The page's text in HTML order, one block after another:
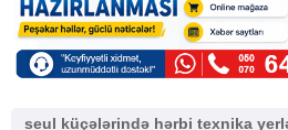
seul küçələrində hərbi texnika